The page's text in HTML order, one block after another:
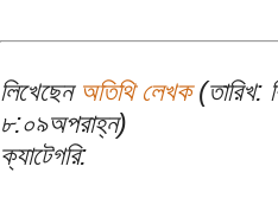
লিখেছেন অতিথি লেখক(তারিখ:
৮:০৯অপরাহ্ন)
ক্যাটেগরি: